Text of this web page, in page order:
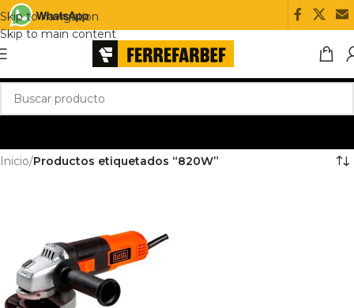
Skip to navigation
Skip to main content
Inicio/Productos etiquetados “820W”